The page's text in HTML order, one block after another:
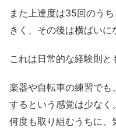
また上達度は35回のう
きく、その後は横ばいに
これは日常的な経験則と
楽器や自転車の練習でも
するという感覚は少な
何度も取り組むうちに、